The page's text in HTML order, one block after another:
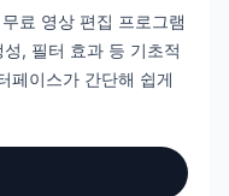
료 영상 편집 프로그램
, 필터 효과 등 기초적
페이스가 간단해 쉽게